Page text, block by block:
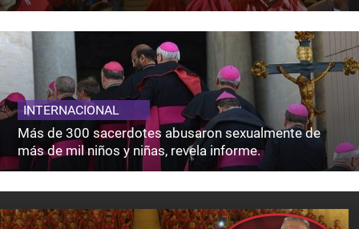
INTERNACIONAL
Más de 300 sacerdotes abusaron sexualmente de
más de mil niños y niñas, revela informe.